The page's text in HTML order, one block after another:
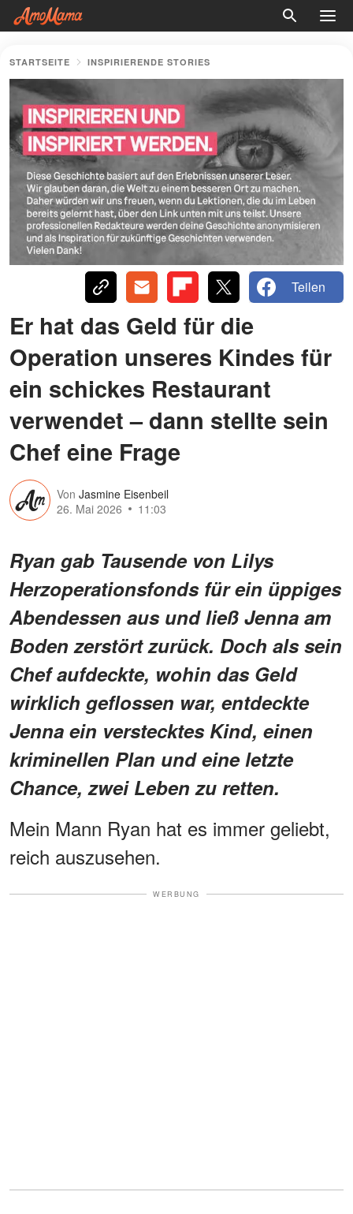
STARTSEITE INSPIRIERENDE STORIES
Teilen
Er hat das Geld für die
Operation unseres Kindes für
ein schickes Restaurant
verwendet – dann stellte sein
Chef eine Frage
Von Jasmine Eisenbeil
26. Mai 2026
11:03
Ryan gab Tausende von Lilys
Herzoperationsfonds für ein üppiges
Abendessen aus und ließ Jenna am
Boden zerstört zurück. Doch als sein
Chef aufdeckte, wohin das Geld
wirklich geflossen war, entdeckte
Jenna ein verstecktes Kind, einen
kriminellen Plan und eine letzte
Chance, zwei Leben zu retten.
Mein Mann Ryan hat es immer geliebt,
reich auszusehen.
WERBUNG